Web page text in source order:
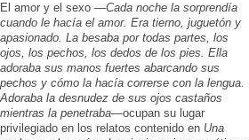
El amor y el sexo —Cada noche la sorprendía
cuando le hacía el amor. Era tierno, juguetón y
apasionado. La besaba por todas partes, los
ojos, los pechos, los dedos de los pies. Ella
adoraba sus manos fuertes abarcando sus
pechos y cómo la hacía correrse con la lengua.
Adoraba la desnudez de sus ojos castaños
mientras la penetraba—ocupan su lugar
privilegiado en los relatos contenido en Una